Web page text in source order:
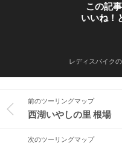
この記
いいね！
レディスバイク
前のツーリングマップ
西湖いやしの里 根場
次のツーリングマップ